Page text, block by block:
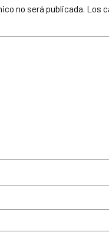
no será publicada. Los